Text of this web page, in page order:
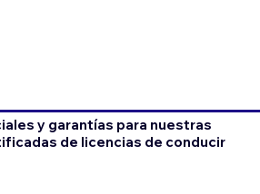
y garantías para nuestras
de licencias de conducir